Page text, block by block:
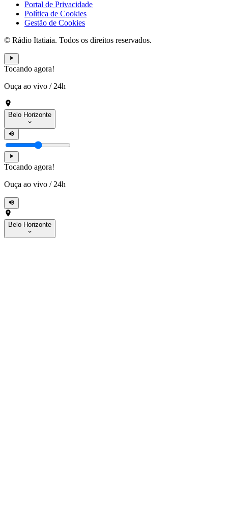
Portal de Privacidade
Política de Cookies
Gestão de Cookies
© Rádio Itatiaia. Todos os direitos reservados.
Tocando agora!
Ouça ao vivo / 24h
Belo Horizonte
Tocando agora!
Ouça ao vivo / 24h
Belo Horizonte